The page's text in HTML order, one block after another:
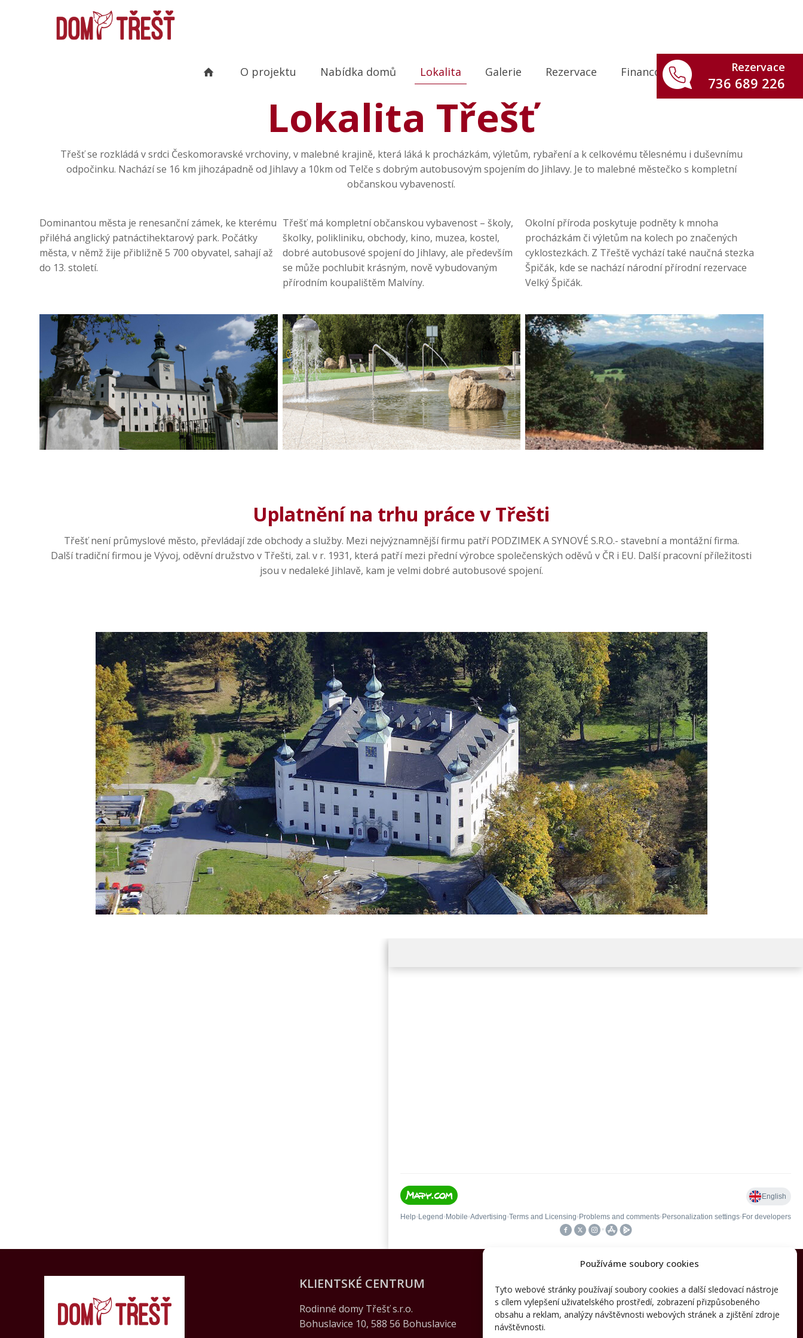
Používáme soubory cookies
Tyto webové stránky používají soubory cookies a další sledovací nástroje
s cílem vylepšení uživatelského prostředí, zobrazení přizpůsobeného
obsahu a reklam, analýzy návštěvnosti webových stránek a zjištění zdroje
návštěvnosti.
O projektu Nabídka domů Lokalita Galerie Rezervace Financování Kontakt
Lokalita Třešť
Třešť se rozkládá v srdci Českomoravské vrchoviny, v malebné krajině, která láká k procházkám, výletům, rybaření a k celkovému tělesnému i duševnímu
odpočinku. Nachází se 16 km jihozápadně od Jihlavy a 10km od Telče s dobrým autobusovým spojením do Jihlavy. Je to malebné městečko s kompletní
občanskou vybaveností.
Dominantou města je renesanční zámek, ke kterému
přiléhá anglický patnáctihektarový park. Počátky
města, v němž žije přibližně 5 700 obyvatel, sahají až
do 13. století.
Třešť má kompletní občanskou vybavenost – školy,
školky, polikliniku, obchody, kino, muzea, kostel,
dobré autobusové spojení do Jihlavy, ale především
se může pochlubit krásným, nově vybudovaným
přírodním koupalištěm Malvíny.
Okolní příroda poskytuje podněty k mnoha
procházkám či výletům na kolech po značených
cyklostezkách. Z Třeště vychází také naučná stezka
Špičák, kde se nachází národní přírodní rezervace
Velký Špičák.
Uplatnění na trhu práce v Třešti
Třešť není průmyslové město, převládají zde obchody a služby. Mezi nejvýznamnější firmu patří PODZIMEK A SYNOVÉ S.R.O.- stavební a montážní firma.
Další tradiční firmou je Vývoj, oděvní družstvo v Třešti, zal. v r. 1931, která patří mezi přední výrobce společenských oděvů v ČR i EU. Další pracovní příležitosti
jsou v nedaleké Jihlavě, kam je velmi dobré autobusové spojení.
KLIENTSKÉ CENTRUM
Rodinné domy Třešť s.r.o.
Bohuslavice 10, 588 56 Bohuslavice
736 689 226
Rezervace
736 689 226